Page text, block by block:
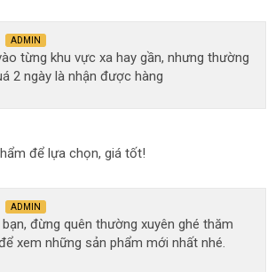
ADMIN
từng khu vực xa hay gần, nhưng thường
2 ngày là nhận được hàng
để lựa chọn, giá tốt!
ADMIN
đừng quên thường xuyên ghé thăm
xem những sản phẩm mới nhất nhé.